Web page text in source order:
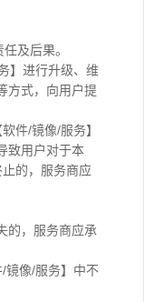
及后果。
】进行升级、维
方式，向用户提
件/镜像/服务】
致用户对于本
止的，服务商应
的，服务商应承
镜像/服务】中不